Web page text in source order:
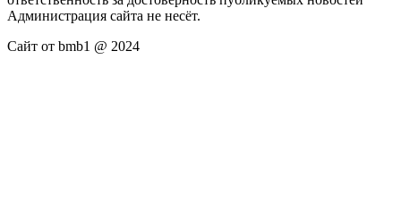
Администрация сайта не несёт.
Сайт от bmb1 @ 2024